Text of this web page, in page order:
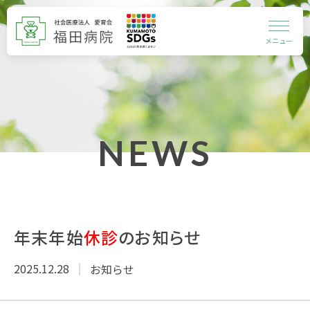
メニュー
NEWS
年末年始休診のお知らせ
2025.12.28 お知らせ